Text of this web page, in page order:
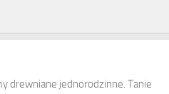
drewniane jednorodzinne. Tanie